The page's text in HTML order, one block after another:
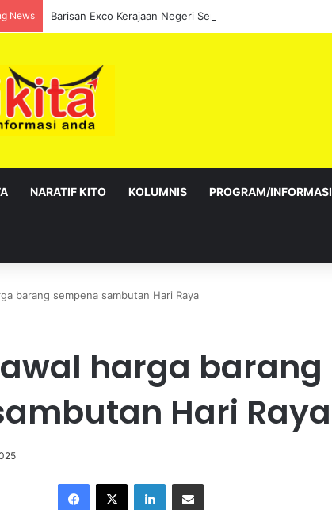
News
NARATIF KITO KOLUMNIS PROGRAM/INFORMASI
barang sempena sambutan Hari Raya
harga barang
Hari Raya